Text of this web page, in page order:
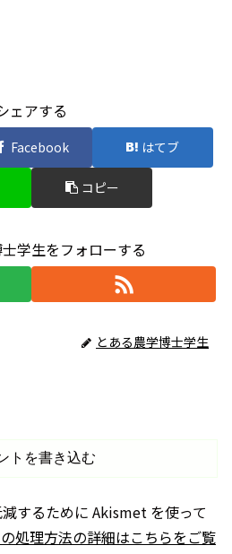
ェアする
Facebook はてブ
コピー
学生をフォローする
とある農学博士学生
トを書き込む
するために Akismet を使って
処理方法の詳細はこちらをご覧